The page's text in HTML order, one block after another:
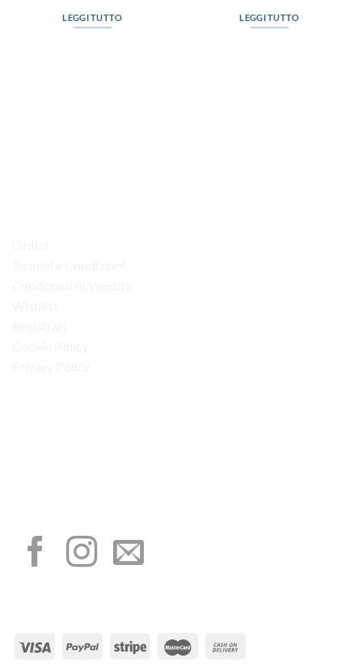
LEGGI TUTTO LEGGI TUTTO